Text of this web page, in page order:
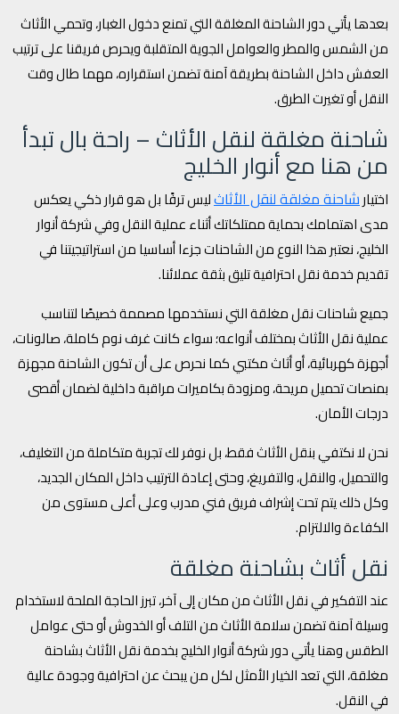
بعدها يأتي دور الشاحنة المغلقة التي تمنع دخول الغبار، وتحمي الأثاث
من الشمس والمطر والعوامل الجوية المتقلبة ويحرص فريقنا على ترتيب
العفش داخل الشاحنة بطريقة آمنة تضمن استقراره، مهما طال وقت
النقل أو تغيرت الطرق.
شاحنة مغلقة لنقل الأثاث – راحة بال تبدأ
من هنا مع أنوار الخليج
اختيارشاحنة مغلقة لنقل الأثاثليس ترفًا بل هو قرار ذكي يعكس
مدى اهتمامك بحماية ممتلكاتك أثناء عملية النقل وفي شركة أنوار
الخليج، نعتبر هذا النوع من الشاحنات جزءا أساسيا من استراتيجيتنا في
تقديم خدمة نقل احترافية تليق بثقة عملائنا.
جميع شاحنات نقل مغلقة التي نستخدمها مصممة خصيصًا لتناسب
عملية نقل الأثاث بمختلف أنواعه؛ سواء كانت غرف نوم كاملة، صالونات،
أجهزة كهربائية، أو أثاث مكتبي كما نحرص على أن تكون الشاحنة مجهزة
بمنصات تحميل مريحة، ومزودة بكاميرات مراقبة داخلية لضمان أقصى
درجات الأمان.
نحن لا نكتفي بنقل الأثاث فقط، بل نوفر لك تجربة متكاملة من التغليف،
والتحميل، والنقل، والتفريغ، وحتى إعادة الترتيب داخل المكان الجديد،
وكل ذلك يتم تحت إشراف فريق فني مدرب وعلى أعلى مستوى من
الكفاءة والالتزام.
نقل أثاث بشاحنة مغلقة
عند التفكير في نقل الأثاث من مكان إلى آخر، تبرز الحاجة الملحة لاستخدام
وسيلة آمنة تضمن سلامة الأثاث من التلف أو الخدوش أو حتى عوامل
الطقس وهنا يأتي دور شركة أنوار الخليج بخدمة نقل الأثاث بشاحنة
مغلقة، التي تعد الخيار الأمثل لكل من يبحث عن احترافية وجودة عالية
في النقل.